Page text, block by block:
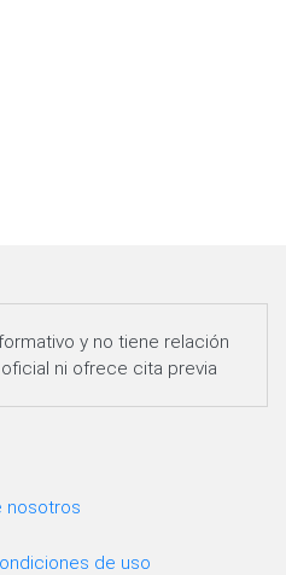
y no tiene relación
ni ofrece cita previa
nosotros
de uso